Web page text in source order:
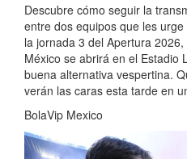
Descubre cómo seguir la
entre dos equipos que les
la jornada 3 del Apertura
México se abrirá en el Estadio
buena alternativa vespertina.
verán las caras esta tarde en
BolaVip Mexico